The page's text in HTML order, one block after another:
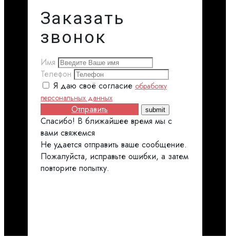
Заказать
звонок
Имя
Телефон
Я даю своё согласие обработку
персональных данных
Отправить
Спасибо! В ближайшее время мы с
вами свяжемся
Не удается отправить ваше сообщение.
Пожалуйста, исправьте ошибки, а затем
повторите попытку.